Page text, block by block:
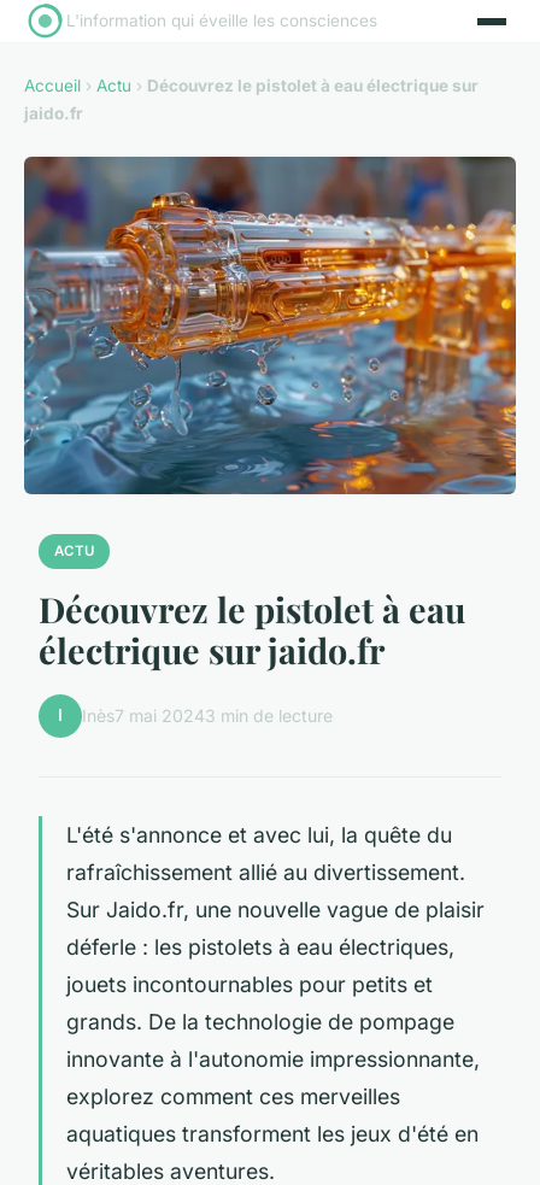
L'information qui éveille les consciences
Accueil › Actu › Découvrez le pistolet à eau électrique sur
jaido.fr
ACTU
Découvrez le pistolet à eau
électrique sur jaido.fr
I Inès7 mai 20243 min de lecture
L'été s'annonce et avec lui, la quête du
rafraîchissement allié au divertissement.
Sur Jaido.fr, une nouvelle vague de plaisir
déferle : les pistolets à eau électriques,
jouets incontournables pour petits et
grands. De la technologie de pompage
innovante à l'autonomie impressionnante,
explorez comment ces merveilles
aquatiques transforment les jeux d'été en
véritables aventures.